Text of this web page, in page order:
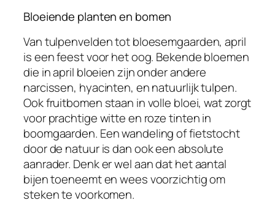
Bloeiende planten en bomen
Van tulpenvelden tot bloesemgaarden, april
is een feest voor het oog. Bekende bloemen
die in april bloeien zijn onder andere
narcissen, hyacinten, en natuurlijk tulpen.
Ook fruitbomen staan in volle bloei, wat zorgt
voor prachtige witte en roze tinten in
boomgaarden. Een wandeling of fietstocht
door de natuur is dan ook een absolute
aanrader. Denk er wel aan dat het aantal
bijen toeneemt en wees voorzichtig om
steken te voorkomen.